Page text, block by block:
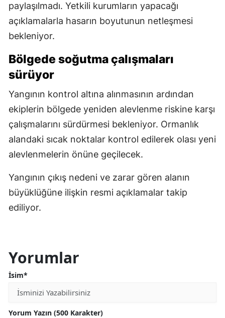
paylaşılmadı. Yetkili kurumların yapacağı
açıklamalarla hasarın boyutunun netleşmesi
bekleniyor.
Bölgede soğutma çalışmaları
sürüyor
Yangının kontrol altına alınmasının ardından
ekiplerin bölgede yeniden alevlenme riskine karşı
çalışmalarını sürdürmesi bekleniyor. Ormanlık
alandaki sıcak noktalar kontrol edilerek olası yeni
alevlenmelerin önüne geçilecek.
Yangının çıkış nedeni ve zarar gören alanın
büyüklüğüne ilişkin resmi açıklamalar takip
ediliyor.
Yorumlar
İsim*
Yorum Yazın (500 Karakter)